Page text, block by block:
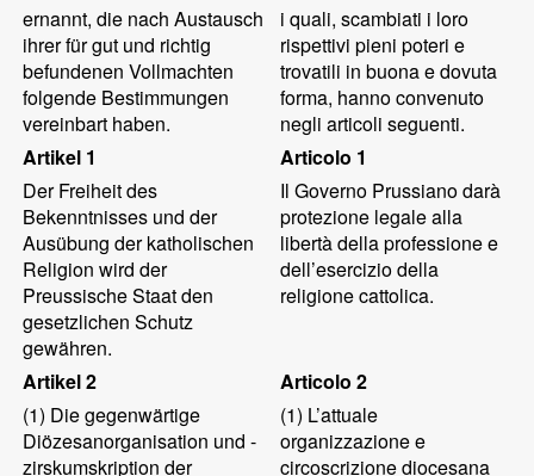
ernannt, die nach Austausch
ihrer für gut und richtig
befundenen Vollmachten
folgende Bestimmungen
vereinbart haben.
i quali, scambiati i loro
rispettivi pieni poteri e
trovatili in buona e dovuta
forma, hanno convenuto
negli articoli seguenti.
Artikel 1
Articolo 1
Der Freiheit des
Bekenntnisses und der
Ausübung der katholischen
Religion wird der
Preussische Staat den
gesetzlichen Schutz
gewähren.
Il Governo Prussiano darà
protezione legale alla
libertà della professione e
dell’esercizio della
religione cattolica.
Artikel 2
Articolo 2
(1) Die gegenwärtige
Diözesanorganisation und -
zirskumskription der
(1) L’attuale
organizzazione e
circoscrizione diocesana